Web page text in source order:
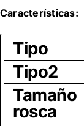
Características:
Tipo
Tipo2
Tamaño
rosca